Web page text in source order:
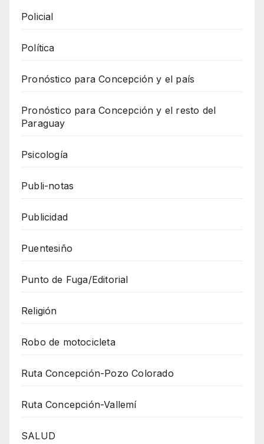
Policial
Política
Pronóstico para Concepción y el país
Pronóstico para Concepción y el resto del
Paraguay
Psicología
Publi-notas
Publicidad
Puentesiño
Punto de Fuga/Editorial
Religión
Robo de motocicleta
Ruta Concepción-Pozo Colorado
Ruta Concepción-Vallemí
SALUD